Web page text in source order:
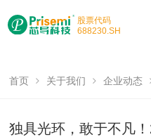
股票代码
688230 .SH
首页 关于我们 企业动态
独具光环，敢于不凡